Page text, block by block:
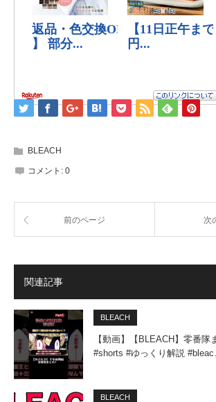
BLEACH
コメント: 0
前のページ 次
関連記事
BLEACH
【動画】【BLEACH】零番
#shorts #ゆっくり解説
BLEACH